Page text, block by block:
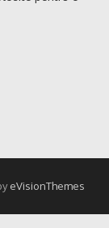
eVisionThemes